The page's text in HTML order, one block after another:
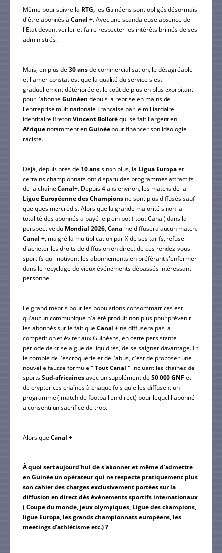
Même pour suivre la RTG, les Guinéens sont obligés désormais
d'être abonnés à Canal +. Avec une scandaleuse absence de
l'Etat devant veiller et faire respecter les intérêts brimés de ses
administrés.
Mais, en plus de 30 ans de commercialisation, le désagréable
et l'amer constat est que la qualité du service s'est
graduellement détériorée et le coût de plus en plus exorbitant
pour l'abonné Guinéen depuis la reprise en mains de
l'entreprise multinationale Française par le milliardaire
identitaire Breton Vincent Bolloré
Afrique notamment en Guinée pour financer son idéologie
raciste.
Déjà, depuis près de 10 ans sinon plus, la Ligua Europa et
certains championnats ont disparu des programmes attractifs
de la chaîne Canal+. Depuis 4 ans environ, les matchs de la
Ligue Européenne des Champions ne sont plus diffusés sauf
quelques mercredis. Alors que la grande majorité sinon la
totalité des abonnés a payé le plein pot ( tout Canal) dans la
perspective du Mondial 2026, Cana
Canal +, malgré la multiplication par X de ses tarifs, refuse
d'acheter les droits de diffusion en direct de ces rendez-vous
sportifs qui motivent les abonnements en préférant s'enfermer
dans le recyclage de vieux événements dépassés intéressant
personne.
Le grand mépris pour les populations consommatrices est
qu'aucun communiqué n'a été produit non plus pour prévenir
les abonnés sur le fait que Canal + ne diffusera pas la
compétition et éviter aux Guinéens, en cette persistante
période de crise aiguë de liquidités, de se saigner davantage. Et
le comble de l'escroquerie et de l'abus, c'est de proposer une
nouvelle fausse formule " Tout Canal " incluant les chaînes de
sports Sud-africaines avec un supplément de 50 000 GNF et
de crypter ces chaînes à chaque fois qu'elles diffusent un
programme ( match de football en direct) pour lequel l'abonné
a consenti un sacrifice de trop.
Alors que Canal +
À quoi sert aujourd'hui de s'abonner et même d'admettre
en Guinée un opérateur qui ne respecte pratiquement plus
son cahier des charges exclusivement portées sur la
diffusion en direct dès événements sportifs internationaux
( Coupe du monde, jeux olympiques, Ligue des champions,
ligue Europa, les grands championnats européens, les
meetings d'athlétisme etc.) ?